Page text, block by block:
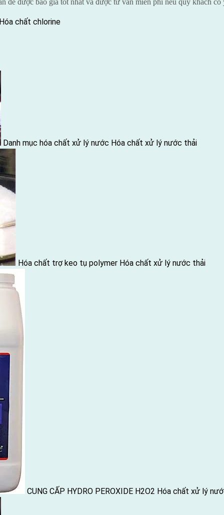
để được báo giá tốt nhất và được tư vấn miễn phí nếu quý khách
chất chlorine
Danh mục hóa chất xử lý nước Hóa chất xử lý nước thải
Hóa chất trợ keo tụ polymer Hóa chất xử lý nước thải
CUNG CẤP HYDRO PEROXIDE H2O2 Hóa chất xử lý